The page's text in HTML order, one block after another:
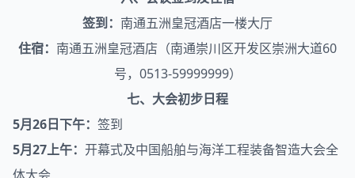
签到： 南通五洲皇冠酒店一楼大厅
住宿： 南通五洲皇冠酒店（南通崇川区开发区崇洲大道60
号，0513-59999999）
七、大会初步日程
5月26日下午： 签到
5月27上午： 开幕式及中国船舶与海洋工程装备智造大会全